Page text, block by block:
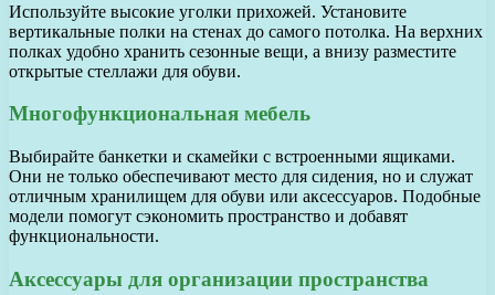
Используйте высокие уголки прихожей. Установите
вертикальные полки на стенах до самого потолка. На верхних
полках удобно хранить сезонные вещи, а внизу разместите
открытые стеллажи для обуви.
Многофункциональная мебель
Выбирайте банкетки и скамейки с встроенными ящиками.
Они не только обеспечивают место для сидения, но и служат
отличным хранилищем для обуви или аксессуаров. Подобные
модели помогут сэкономить пространство и добавят
функциональности.
Аксессуары для организации пространства